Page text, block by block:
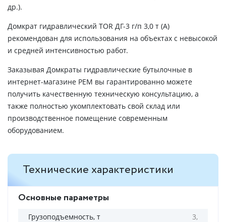
др.).
Домкрат гидравлический TOR ДГ-3 г/п 3,0 т (A)
рекомендован для использования на объектах с невысокой
и средней интенсивностью работ.
Заказывая Домкраты гидравлические бутылочные в
интернет-магазине РЕМ вы гарантированно можете
получить качественную техническую консультацию, а
также полностью укомплектовать свой склад или
производственное помещение современным
оборудованием.
Технические характеристики
Основные параметры
Грузоподъемность, т 3,